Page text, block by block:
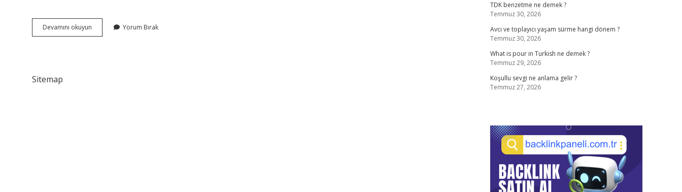
Devamını okuyun
Çiçeği
Yorum Bırak
Sitemap
TDK benzetme ne demek ?
Temmuz 30, 2026
Avcı ve toplayıcı yaşam sürme hangi dönem ?
Temmuz 30, 2026
What is pour in Turkish ne demek ?
Temmuz 29, 2026
Koşullu sevgi ne anlama gelir ?
Temmuz 27, 2026